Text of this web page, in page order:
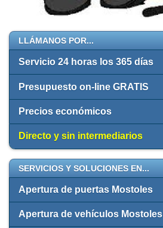
LLÁMANOS POR...
Servicio 24 horas los 365 días
Presupuesto on-line GRATIS
Precios económicos
Directo y sin intermediarios
SERVICIOS Y SOLUCIONES EN...
Apertura de puertas Mostoles
Apertura de vehículos Mostoles